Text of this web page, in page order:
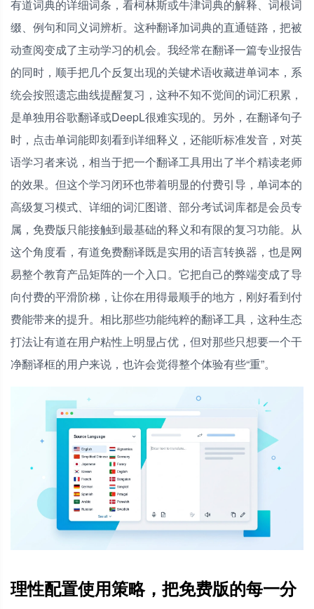
有道词典的详细词条，看柯林斯或牛津词典的解释、词根词
缀、例句和同义词辨析。这种翻译加词典的直通链路，把被
动查阅变成了主动学习的机会。我经常在翻译一篇专业报告
的同时，顺手把几个反复出现的关键术语收藏进单词本，系
统会按照遗忘曲线提醒复习，这种不知不觉间的词汇积累，
是单独用谷歌翻译或DeepL很难实现的。另外，在翻译句子
时，点击单词能即刻看到详细释义，还能听标准发音，对英
语学习者来说，相当于把一个翻译工具用出了半个精读老师
的效果。但这个学习闭环也带着明显的付费引导，单词本的
高级复习模式、详细的词汇图谱、部分考试词库都是会员专
属，免费版只能接触到最基础的释义和有限的复习功能。从
这个角度看，有道免费翻译既是实用的语言转换器，也是网
易整个教育产品矩阵的一个入口。它把自己的弊端变成了导
向付费的平滑阶梯，让你在用得最顺手的地方，刚好看到付
费能带来的提升。相比那些功能纯粹的翻译工具，这种生态
打法让有道在用户粘性上明显占优，但对那些只想要一个干
净翻译框的用户来说，也许会觉得整个体验有些“重”。
理性配置使用策略，把免费版的每一分